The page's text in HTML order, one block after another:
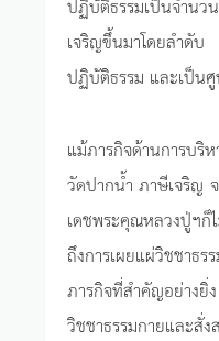
เจริญขึ้นมาโดยลำ
ปฏิบัติธรรม และเป็น
แม้ภารกิจด้านการบริ
วัดปากน้ำ ภาษีเจริญ
เดชพระคุณหลวงปู่ฯก็
ถึงการเผยแผ่วิชชา
ภารกิจที่สำคัญอย่า
วิชชาธรรมกายและสั่